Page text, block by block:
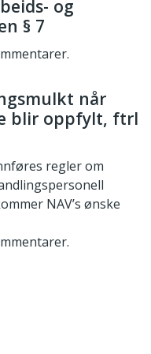
og
§ 7
når
blir oppfylt, ftrl
regler om
NAV’s ønske